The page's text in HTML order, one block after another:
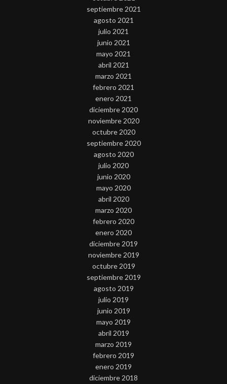
septiembre 2021
agosto 2021
julio 2021
junio 2021
mayo 2021
abril 2021
marzo 2021
febrero 2021
enero 2021
diciembre 2020
noviembre 2020
octubre 2020
septiembre 2020
agosto 2020
julio 2020
junio 2020
mayo 2020
abril 2020
marzo 2020
febrero 2020
enero 2020
diciembre 2019
noviembre 2019
octubre 2019
septiembre 2019
agosto 2019
julio 2019
junio 2019
mayo 2019
abril 2019
marzo 2019
febrero 2019
enero 2019
diciembre 2018